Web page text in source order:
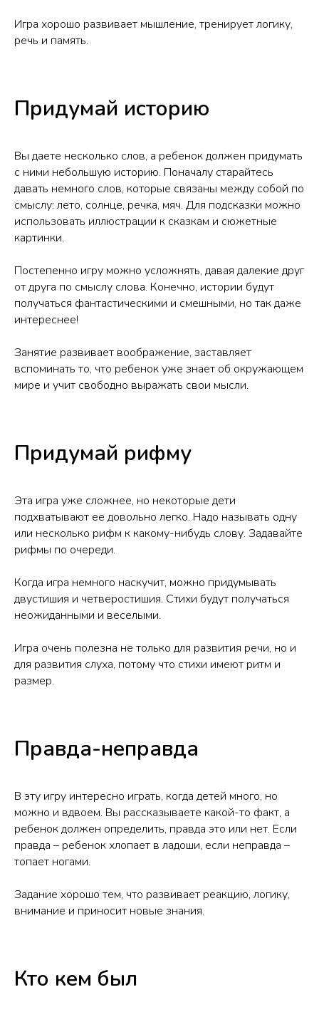
Игра хорошо развивает мышление, тренирует логику,
речь и память.
Придумай историю
Вы даете несколько слов, а ребенок должен придумать
с ними небольшую историю. Поначалу старайтесь
давать немного слов, которые связаны между собой по
смыслу: лето, солнце, речка, мяч. Для подсказки можно
использовать иллюстрации к сказкам и сюжетные
картинки.
Постепенно игру можно усложнять, давая далекие друг
от друга по смыслу слова. Конечно, истории будут
получаться фантастическими и смешными, но так даже
интереснее!
Занятие развивает воображение, заставляет
вспоминать то, что ребенок уже знает об окружающем
мире и учит свободно выражать свои мысли.
Придумай рифму
Эта игра уже сложнее, но некоторые дети
подхватывают ее довольно легко. Надо называть одну
или несколько рифм к какому-нибудь слову. Задавайте
рифмы по очереди.
Когда игра немного наскучит, можно придумывать
двустишия и четверостишия. Стихи будут получаться
неожиданными и веселыми.
Игра очень полезна не только для развития речи, но и
для развития слуха, потому что стихи имеют ритм и
размер.
Правда-неправда
В эту игру интересно играть, когда детей много, но
можно и вдвоем. Вы рассказываете какой-то факт, а
ребенок должен определить, правда это или нет. Если
правда – ребенок хлопает в ладоши, если неправда –
топает ногами.
Задание хорошо тем, что развивает реакцию, логику,
внимание и приносит новые знания.
Кто кем был